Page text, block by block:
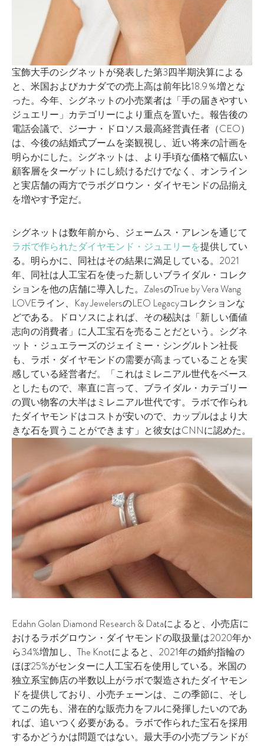
宝飾大手のシグネットが発表した第3四半期決算による
と、米国およびカナダでの売上高は前年比18.9％増とな
った。今年、シグネットの小売業者は「手の届きやすい
ジュエリー」カテゴリーにより重点を置いた。報告後の
電話会議で、ジーナ・ドロソス最高経営責任者（CEO）
は、今後の結婚式ブームを楽観視し、近い将来の計画を
明らかにした。シグネットは、より手頃な価格で幅広い
顧客層をターゲットにし続けるだけでなく、オンライン
と実店舗の両方でラボグロウン・ダイヤモンドの品揃え
を増やす予定だ。
シグネットは数年前から、ジェームス・アレンを通じて
ラボで作られたダイヤモンド・ジュエリーを提供してい
る。明らかに、同社はその結果に満足している。2021
年、同社は人工宝石を使った新しいブライダル・コレク
ションを他の店舗に導入した。ZalesのTrue by Vera Wang
LOVEライン、Kay JewelersのLEO Legacyコレクションな
どである。ドロソスによれば、その秘訣は「新しい価値
志向の消費者」に人工宝石を売ることだという。シグネ
ット・ジュエラーズのジェイミー・シングルトン社長
も、ラボ・ダイヤモンドの需要が高まっていることを実
感している経営者だ。「これはミレニアル世代をベース
としたもので、率直に言って、ブライダル・カテゴリー
の買い物客の大半はミレニアル世代です。ラボで作られ
たダイヤモンドはコストが安いので、カップルはより大
きな石を買うことができます」と彼女はCNNに認めた。
Edahn Golan Diamond Research & Dataによると、小売店に
おけるラボグロウン・ダイヤモンドの取扱量は2020年か
ら34%増加し、The Knotによると、2021年の婚約指輪の
ほぼ25%がセンターに人工宝石を使用している。米国の
独立系宝飾店の半数以上がラボで製造されたダイヤモン
ドを提供しており、小売チェーンは、この季節に、そし
てこの先も、潜在的な販売力をフルに発揮したいのであ
れば、追いつく必要がある。ラボで作られた宝石を採用
するかどうかは問題ではない。最大手の小売ブランドが